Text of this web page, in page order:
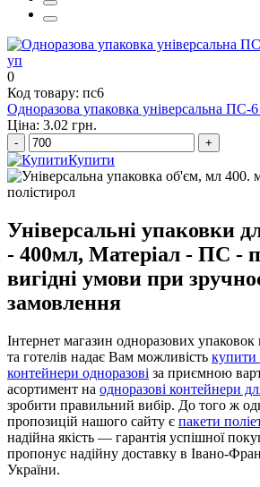
пакети поліетиленові купити київ
0
Код товару: пс6
Одноразова упаковка універсальна ПС-
Ціна: 3.02 грн.
- +
Купити
Універсальні упаковки
- 400мл, Матеріал - ПС -
вигідні умови при
замовлення
Інтернет магазин одноразових упаковок
та готелів надає Вам можливість купити
контейнери одноразові за приємною
асортимент на одноразові контейнери
зробити правильний вибір. До того ж
пропозицій нашого сайту є пакети
надійна якість — гарантія успішної
пропонує надійну доставку в Івано-
України.